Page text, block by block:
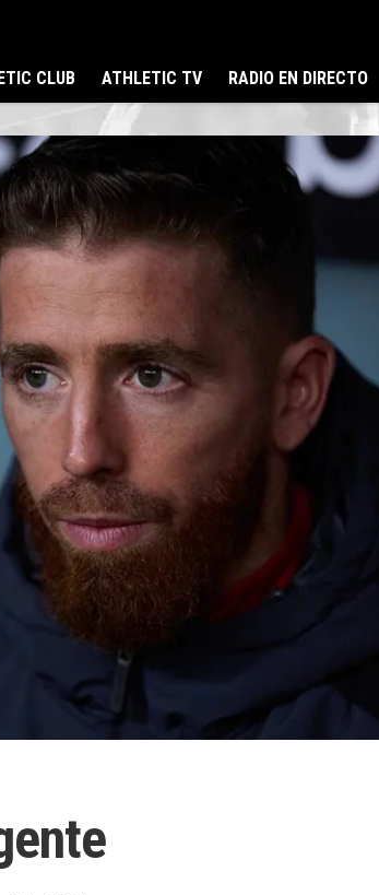
CLUB ATHLETIC TV RADIO EN DIRECTO